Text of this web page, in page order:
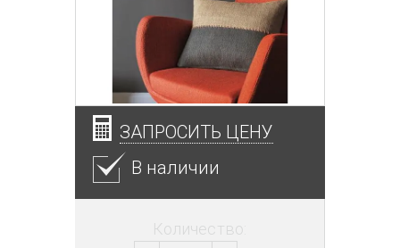
ЗАПРОСИТЬ ЦЕНУ
В наличии
Количество: